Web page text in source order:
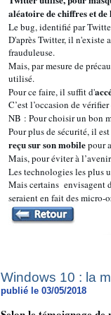
aléatoire de chiffres et de
Le bug, identifié par
D'après Twitter, il n'existe
frauduleuse.
Mais, par mesure de
utilisé.
Pour ce faire, il suffit d'
C’est l’occasion de
NB : Pour choisir un bon
Pour plus de sécurité, il
reçu sur son mobilepour
Mais, pour éviter à
Les technologies les plus
Mais certains envisagent
seraient en fait des micro-
Windows 10 : la
publié le 03/05/2018